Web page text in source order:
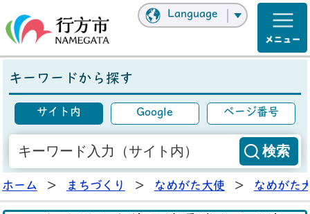
Language
キーワードから探す
サイト内 Google ページ番号
ホーム > まちづくり > なめがた大使 > なめがた